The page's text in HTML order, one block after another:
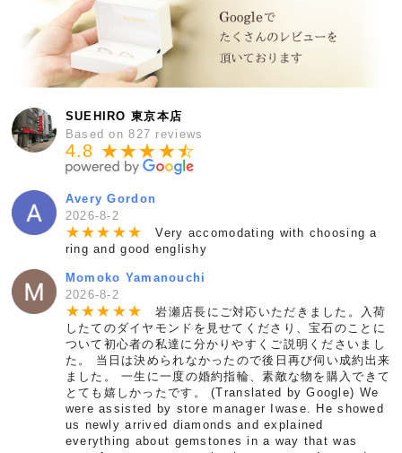
SUEHIRO 東京本店
Based on 827 reviews
4.8 ★★★★★
☆
Avery Gordon
2026-8-2
★★★ ★★
Very accomodating with choosing a
ring and good englishy
Momoko Yamanouchi
2026-8-2
★★★ ★★
岩瀬店長にご対応いただきました。入荷
したてのダイヤモンドを見せてくださり、宝石のことに
ついて初心者の私達に分かりやすくご説明くださいまし
た。 当日は決められなかったので後日再び伺い成約出来
ました。 一生に一度の婚約指輪、素敵な物を購入できて
とても嬉しかったです。 (Translated by Google) We
were assisted by store manager Iwase. He showed
us newly arrived diamonds and explained
everything about gemstones in a way that was